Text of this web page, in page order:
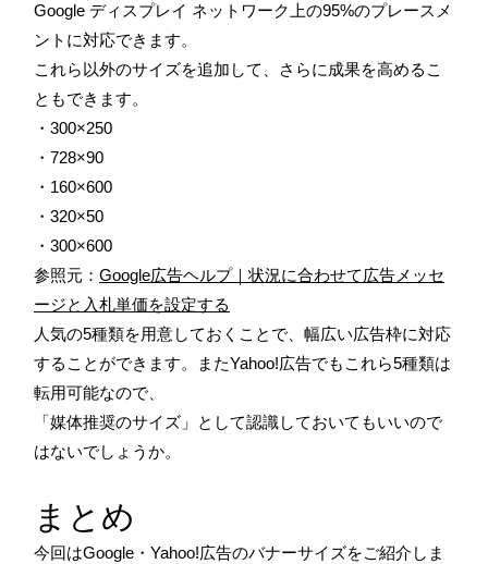
Google ディスプレイ ネットワーク上の95%のプレースメ
ントに対応できます。
これら以外のサイズを追加して、さらに成果を高めるこ
ともできます。
・300×250
・728×90
・160×600
・320×50
・300×600
参照元： Google広告ヘルプ｜状況に合わせて広告メッセ
ージと入札単価を設定する
人気の5種類を用意しておくことで、幅広い広告枠に対応
することができます。またYahoo!広告でもこれら5種類は
転用可能なので、
「媒体推奨のサイズ」として認識しておいてもいいので
はないでしょうか。
まとめ
今回はGoogle・Yahoo!広告のバナーサイズをご紹介しま